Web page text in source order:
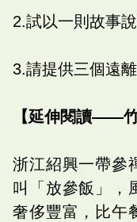
2.試以一則故事
3.請提供三個遠
【延伸閱讀——竹
浙江紹興一帶參
叫「放參飯」，
奢侈豐富，比午